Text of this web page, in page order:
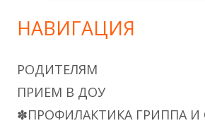
НАВИГАЦИЯ
РОДИТЕЛЯМ
ПРИЕМ В ДОУ
✽ПРОФИЛАКТИКА ГРИППА